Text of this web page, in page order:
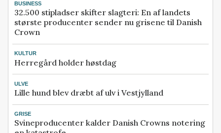
BUSINESS
32.500 stipladser skifter slagteri: En af landets
største producenter sender nu grisene til Danish
Crown
KULTUR
Herregård holder høstdag
ULVE
Lille hund blev dræbt af ulv i Vestjylland
GRISE
Svineproducenter kalder Danish Crowns notering